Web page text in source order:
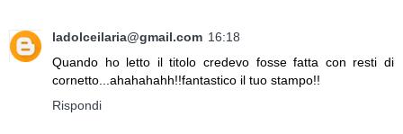
ladolceilaria@gmail.com 16:18
Quando ho letto il titolo credevo fosse fatta con resti di
cornetto...ahahahahh!!fantastico il tuo stampo!!
Rispondi